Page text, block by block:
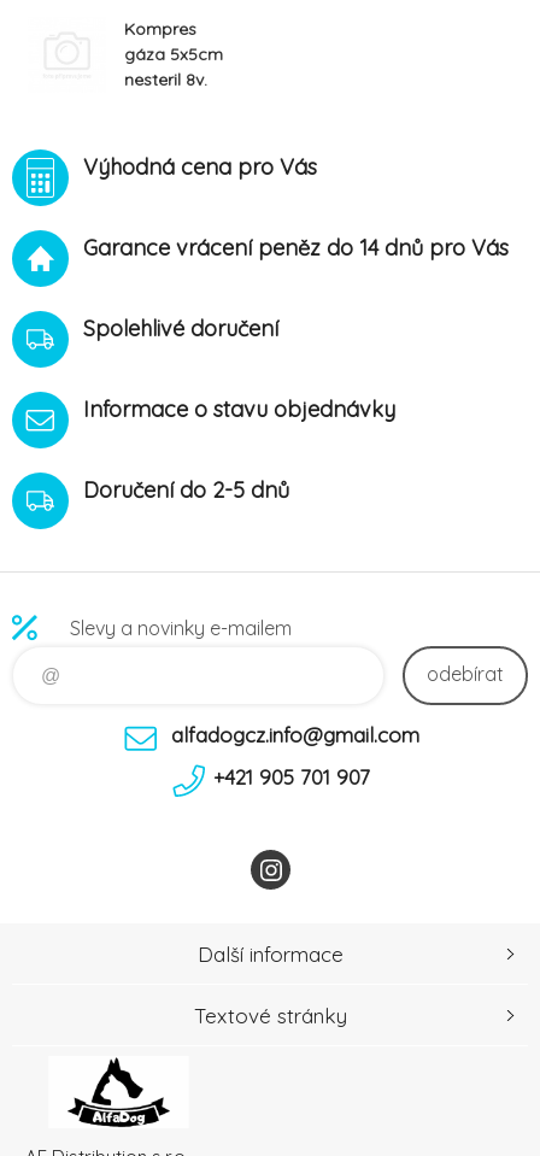
Kompres
gáza 5x5cm
nesteril 8v.
Výhodná cena pro Vás
Garance vrácení peněz do 14 dnů pro Vás
Spolehlivé doručení
Informace o stavu objednávky
Doručení do 2-5 dnů
Slevy a novinky e-mailem
odebírat
alfadogcz.info@gmail.com
+421 905 701 907
Další informace
Textové stránky